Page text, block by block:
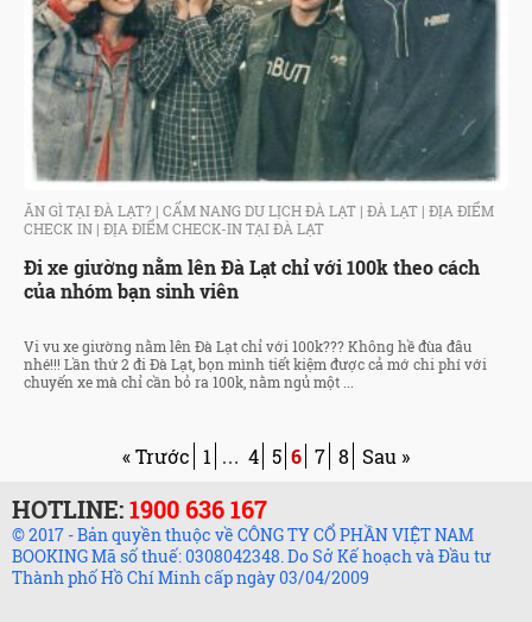
ĂN GÌ TẠI ĐÀ LẠT? | CẨM NANG DU LỊCH ĐÀ LẠT | ĐÀ LẠT | ĐỊA ĐIỂM
CHECK IN | ĐỊA ĐIỂM CHECK-IN TẠI ĐÀ LẠT
Đi xe giường nằm lên Đà Lạt chỉ với 100k theo cách
của nhóm bạn sinh viên
Vi vu xe giường nằm lên Đà Lạt chỉ với 100k??? Không hề đùa đâu
nhé!!! Lần thứ 2 đi Đà Lạt, bọn mình tiết kiệm được cả mớ chi phí với
chuyến xe mà chỉ cần bỏ ra 100k, nằm ngủ một ...
« Trước 1 … 4 5 6 7 8 Sau »
HOTLINE:1900 636 167
© 2017 - Bản quyền thuộc về CÔNG TY CỔ PHẦN VIỆT NAM
BOOKING Mã số thuế: 0308042348. Do Sở Kế hoạch và Đầu tư
Thành phố Hồ Chí Minh cấp ngày 03/04/2009